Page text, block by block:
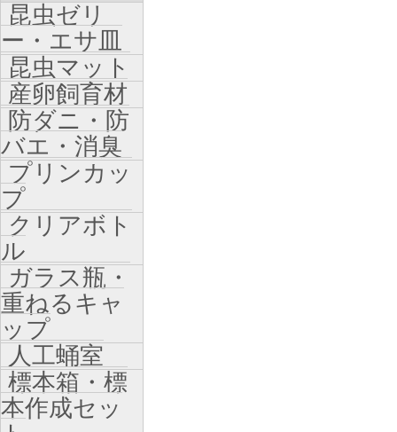
昆虫ゼリ
ー・エサ皿
昆虫マット
産卵飼育材
防ダニ・防
バエ・消臭
プリンカッ
プ
クリアボト
ル
ガラス瓶・
重ねるキャ
ップ
人工蛹室
標本箱・標
本作成セッ